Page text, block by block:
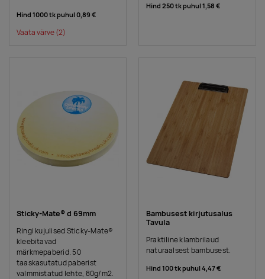
Hind 1000 tk puhul0,89 €
Vaata värve(2)
Hind 250 tk puhul1,58 €
Sticky-Mate® d 69mm
Ringi kujulised Sticky-Mate®
kleebitavad
märkmepaberid. 50
taaskasutatud paberist
valmmistatud lehte, 80g/m2.
Bambusest kirjutusalus
Tavula
Praktiline klambrilaud
naturaalsest bambusest.
Hind 100 tk puhul4,47 €